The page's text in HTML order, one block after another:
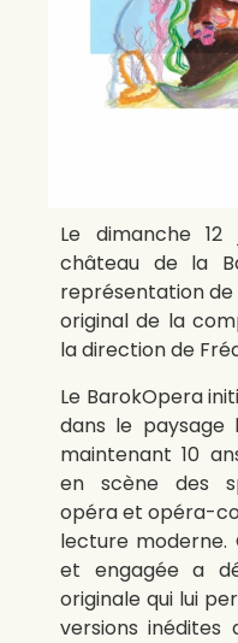
Le dimanche
château de la
représentation de
original de la
la direction de
Le BarokOpera
dans le paysage
maintenant 10
en scène des
opéra et opéra-
lecture moderne.
et engagée a
originale qui lui
versions